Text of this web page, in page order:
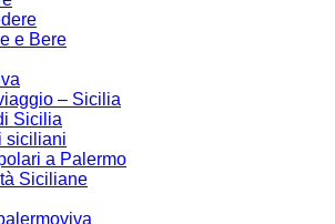
e Bere
– Sicilia
Sicilia
siciliani
a Palermo
Siciliane